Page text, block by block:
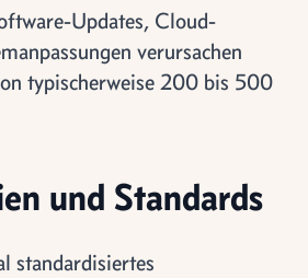
Updates, Cloud-
verursachen
typischerweise 200 bis 500
und Standards
standardisiertes